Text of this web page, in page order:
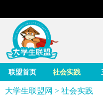
联盟首页 社会实践
大学生联盟网 > 社会实践